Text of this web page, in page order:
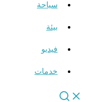
سياحة
بيئة
فيديو
خدمات